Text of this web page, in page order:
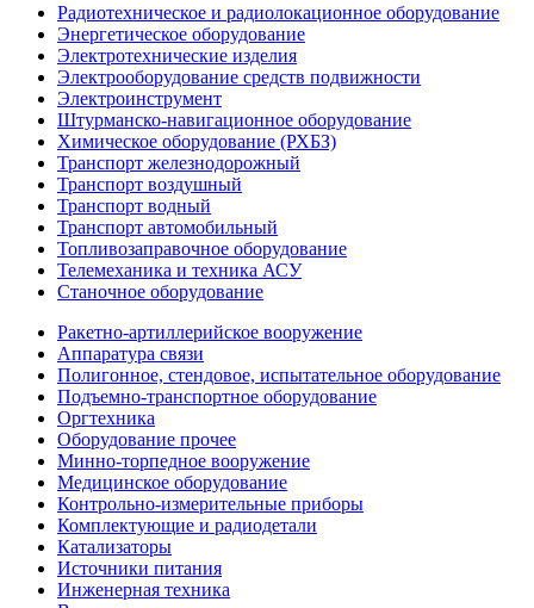
Радиотехническое и радиолокационное оборудование
Энергетическое оборудование
Электротехнические изделия
Электрооборудование средств подвижности
Электроинструмент
Штурманско-навигационное оборудование
Химическое оборудование (РХБЗ)
Транспорт железнодорожный
Транспорт воздушный
Транспорт водный
Транспорт автомобильный
Топливозаправочное оборудование
Телемеханика и техника АСУ
Станочное оборудование
Ракетно-артиллерийское вооружение
Аппаратура связи
Полигонное, стендовое, испытательное оборудование
Подъемно-транспортное оборудование
Оргтехника
Оборудование прочее
Минно-торпедное вооружение
Медицинское оборудование
Контрольно-измерительные приборы
Комплектующие и радиодетали
Катализаторы
Источники питания
Инженерная техника